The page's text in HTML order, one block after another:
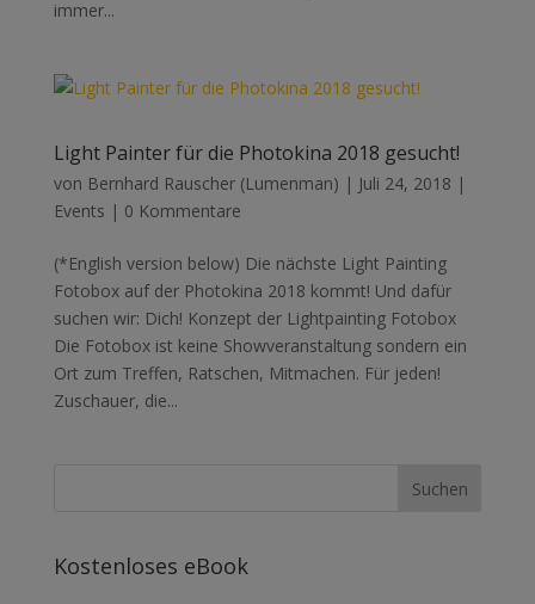
immer...
Light Painter für die Photokina 2018 gesucht!
von Bernhard Rauscher (Lumenman) | Juli 24, 2018 |
Events | 0 Kommentare
(*English version below) Die nächste Light Painting
Fotobox auf der Photokina 2018 kommt! Und dafür
suchen wir: Dich! Konzept der Lightpainting Fotobox
Die Fotobox ist keine Showveranstaltung sondern ein
Ort zum Treffen, Ratschen, Mitmachen. Für jeden!
Zuschauer, die...
Kostenloses eBook